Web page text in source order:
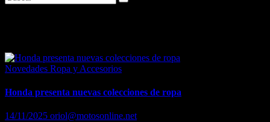
Novedades Ropa y Accesorios
Honda presenta nuevas colecciones de ropa
14/11/2025 oriol@motosonline.net